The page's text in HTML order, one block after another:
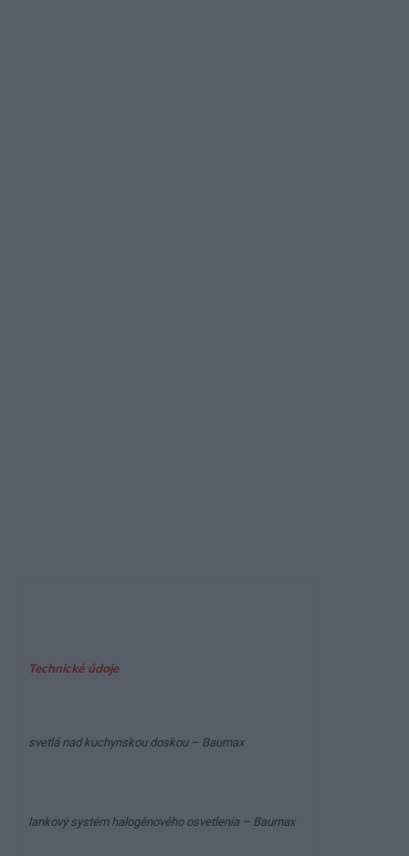
Technické údaje
svetlá nad kuchynskou doskou – Baumax
lankový systém halogénového osvetlenia – Baumax